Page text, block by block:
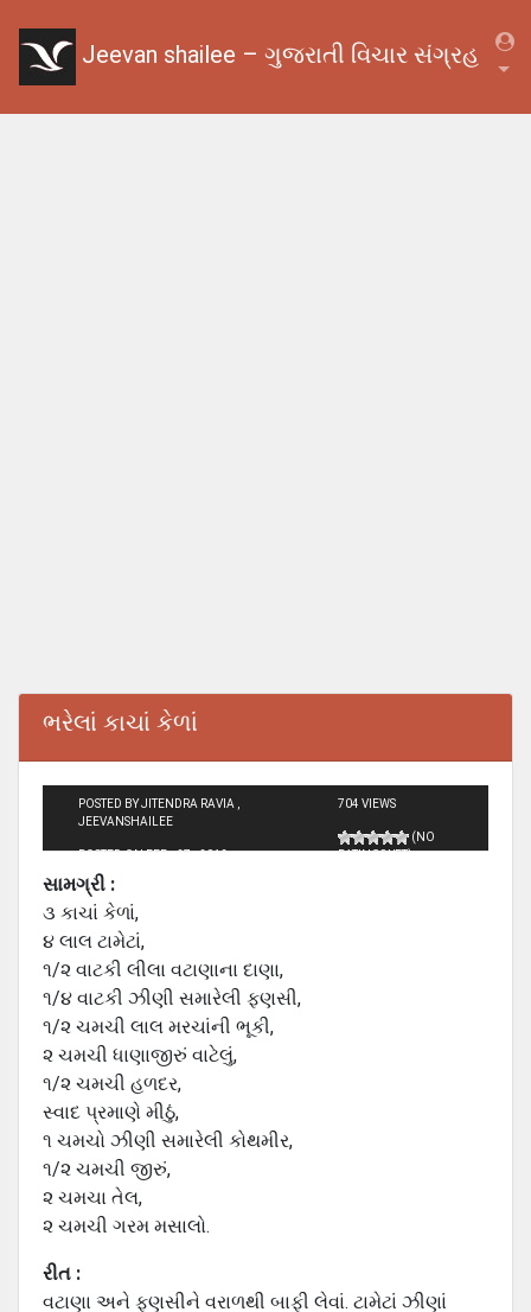
Jeevan shailee – ગુજરાતી વિચાર સંગ્રહ
ભરેલાં કાચાં કેળાં
POSTED BY JITENDRA RAVIA ,
JEEVANSHAILEE
POSTED ON FEB - 27 - 2012
704 VIEWS
(NO
RATINGS YET)
સામગ્રી :
૩ કાચાં કેળાં,
૪ લાલ ટામેટાં,
૧/૨ વાટકી લીલા વટાણાના દાણા,
૧/૪ વાટકી ઝીણી સમારેલી ફણસી,
૧/૨ ચમચી લાલ મરચાંની ભૂકી,
૨ ચમચી ધાણાજીરું વાટેલું,
૧/૨ ચમચી હળદર,
સ્વાદ પ્રમાણે મીઠું,
૧ ચમચો ઝીણી સમારેલી કોથમીર,
૧/૨ ચમચી જીરું,
૨ ચમચા તેલ,
૨ ચમચી ગરમ મસાલો.
રીત :
વટાણા અને ફણસીને વરાળથી બાફી લેવાં. ટામેટાં ઝીણાં